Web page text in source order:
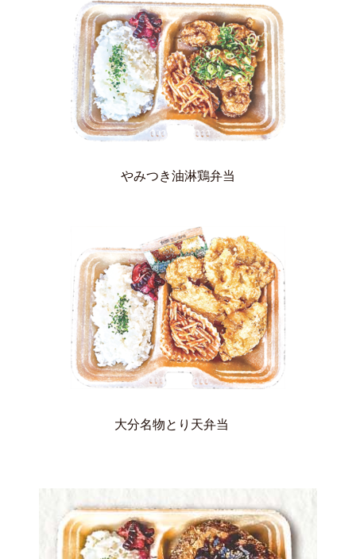
やみつき油淋鶏弁当
大分名物とり天弁当